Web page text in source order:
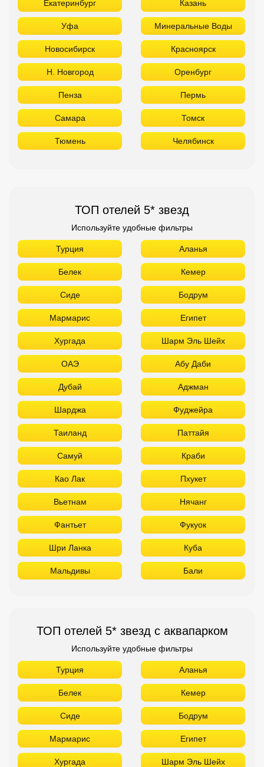
Екатеринбург Казань
Уфа Минеральные Воды
Новосибирск Красноярск
Н. Новгород Оренбург
Пенза Пермь
Самара Томск
Тюмень Челябинск
ТОП отелей 5* звезд
Используйте удобные фильтры
Турция Аланья
Белек Кемер
Сиде Бодрум
Мармарис Египет
Хургада Шарм Эль Шейх
ОАЭ Абу Даби
Дубай Аджман
Шарджа Фуджейра
Таиланд Паттайя
Самуй Краби
Као Лак Пхукет
Вьетнам Нячанг
Фантьет Фукуок
Шри Ланка Куба
Мальдивы Бали
ТОП отелей 5* звезд с аквапарком
Используйте удобные фильтры
Турция Аланья
Белек Кемер
Сиде Бодрум
Мармарис Египет
Хургада Шарм Эль Шейх